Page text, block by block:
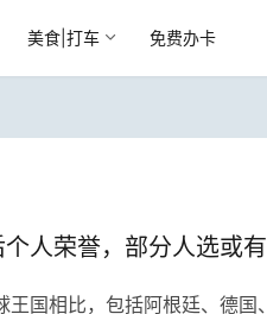
美食|打车 免费办卡
人荣誉，部分人选或
国相比，包括阿根廷、德